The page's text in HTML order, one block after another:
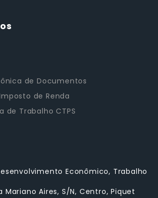
de Documentos
de Renda
de Trabalho CTPS
Econômico, Trabalho
Mariano Aires, S/N, Centro, Piquet